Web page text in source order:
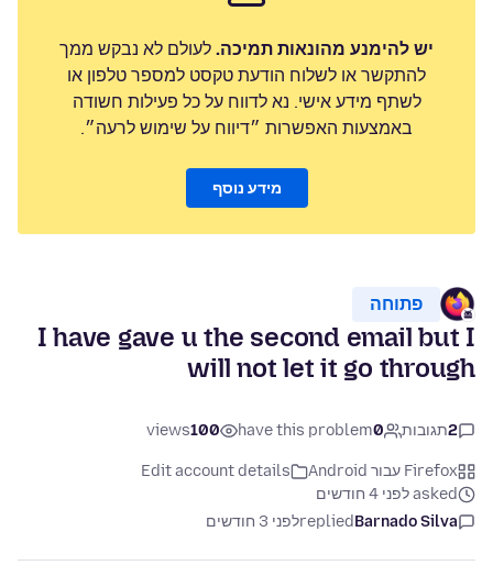
יש להימנע מהונאות תמיכה. לעולם לא נבקש ממך
להתקשר או לשלוח הודעת טקסט למספר טלפון או
לשתף מידע אישי. נא לדווח על כל פעילות חשודה
באמצעות האפשרות ״דיווח על שימוש לרעה״.
מידע נוסף
פתוחה
I have gave u the second email but I
will not let it go through
2תגובות 0
have this problem
100
views
Firefox עבור Android
Edit account details
asked לפני 4 חודשים
Barnado Silva
repliedלפני 3 חודשים